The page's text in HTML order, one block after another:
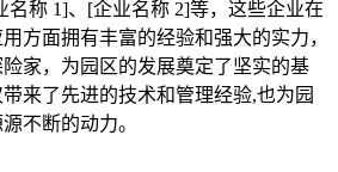
名称 1]、[企业名称 2]等，这些企业在
方面拥有丰富的经验和强大的实力，
家，为园区的发展奠定了坚实的基
来了先进的技术和管理经验,也为园
不断的动力。